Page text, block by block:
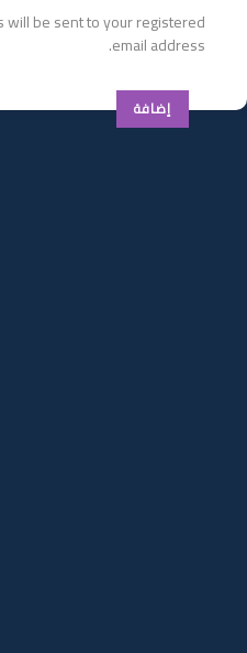
be sent to your registered
email address.